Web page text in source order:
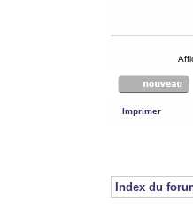
Imprimer
Index du